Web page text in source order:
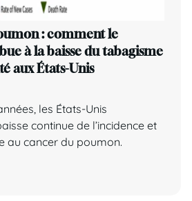
: comment le
à la baisse du tabagisme
aux États-Unis
les États-Unis
continue de l’incidence et
au cancer du poumon.